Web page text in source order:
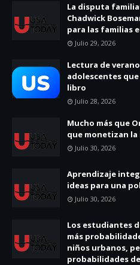
La disputa
Chadwick
para las familias
Julio 29, 2026
Lectura de
adolescentes
libro
Julio 28, 2026
Mucho más que
que monetizan
Julio 30, 2026
Aprendizaje
ideas para una
Julio 30, 2026
Los estudiantes
más
niños urbanos,
probabilidades